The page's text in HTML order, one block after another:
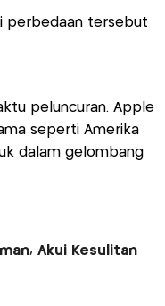
perbedaan tersebut
peluncuran. Apple
seperti Amerika
dalam gelombang
Akui Kesulitan